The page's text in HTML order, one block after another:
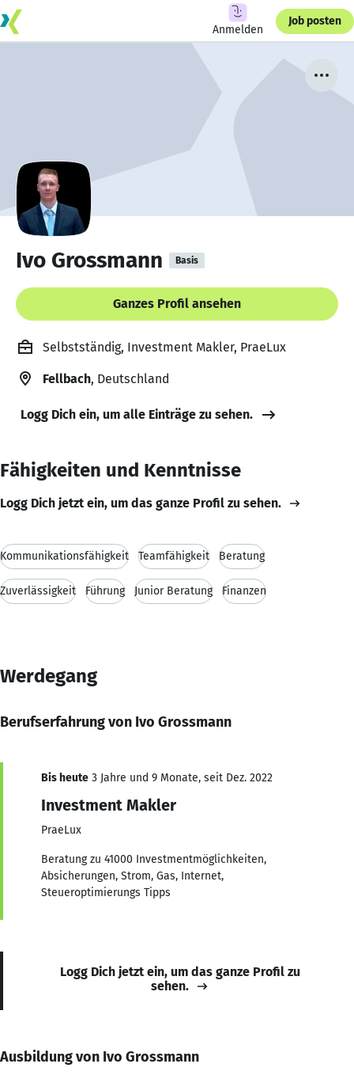
Anmelden
Job posten
Ivo Grossmann Basis
Ganzes Profil ansehen
Selbstständig, Investment Makler, PraeLux
Fellbach, Deutschland
Logg Dich ein, um alle Einträge zu sehen.
Fähigkeiten und Kenntnisse
Logg Dich jetzt ein, um das ganze Profil zu sehen.
Kommunikationsfähigkeit Teamfähigkeit Beratung
Zuverlässigkeit Führung Junior Beratung Finanzen
Werdegang
Berufserfahrung von Ivo Grossmann
Bis heute 3 Jahre und 9 Monate, seit Dez. 2022
Investment Makler
PraeLux
Beratung zu 41000 Investmentmöglichkeiten,
Absicherungen, Strom, Gas, Internet,
Steueroptimierungs Tipps
Logg Dich jetzt ein, um das ganze Profil zu
sehen.
Ausbildung von Ivo Grossmann